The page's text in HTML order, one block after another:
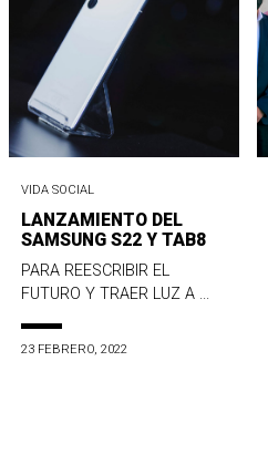
VIDA SOCIAL
LANZAMIENTO DEL
SAMSUNG S22 Y TAB8
PARA REESCRIBIR EL
FUTURO Y TRAER LUZ A ...
23 FEBRERO, 2022